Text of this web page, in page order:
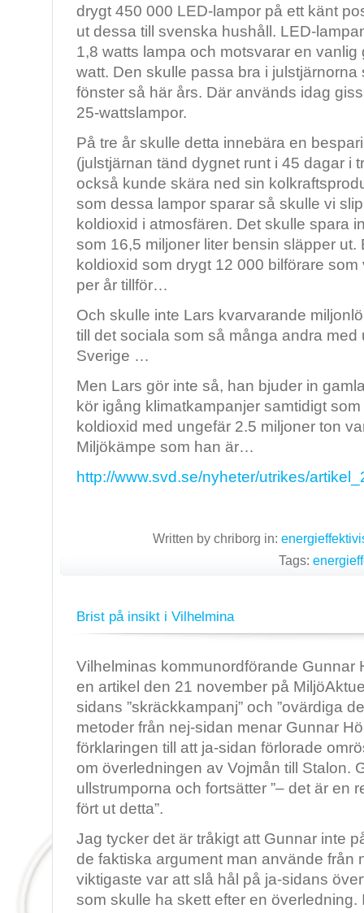
drygt 450 000 LED-lampor på ett känt
ut dessa till svenska hushåll. LED-
1,8 watts lampa och motsvarar en
watt. Den skulle passa bra i
fönster så här års. Där används idag
25-wattslampor.
På tre år skulle detta innebära en
(julstjärnan tänd dygnet runt i 45 dagar i
också kunde skära ned sin
som dessa lampor sparar så skulle vi
koldioxid i atmosfären. Det skulle spara
som 16,5 miljoner liter bensin släpper ut.
koldioxid som drygt 12 000 bilförare
per år tillför…
Och skulle inte Lars kvarvarande
till det sociala som så många andra
Sverige …
Men Lars gör inte så, han bjuder in
kör igång klimatkampanjer samtidigt
koldioxid med ungefär 2.5 miljoner ton
Miljökämpe som han är…
http://www.svd.se/nyheter/utrikes/
Written by chriborg in:
Tags:
Brist på insikt i Vilhelmina
Vilhelminas kommunordförande Gunnar
en artikel den 21 november på
sidans ”skräckkampanj” och ”ovärdiga
metoder från nej-sidan menar Gunnar
förklaringen till att ja-sidan förlorade
om överledningen av Vojmån till Stalon.
ullstrumporna och fortsätter ”– det är en
fört ut detta”.
Jag tycker det är tråkigt att Gunnar inte
de faktiska argument man använde från
viktigaste var att slå hål på ja-sidans
som skulle ha skett efter en överledning.